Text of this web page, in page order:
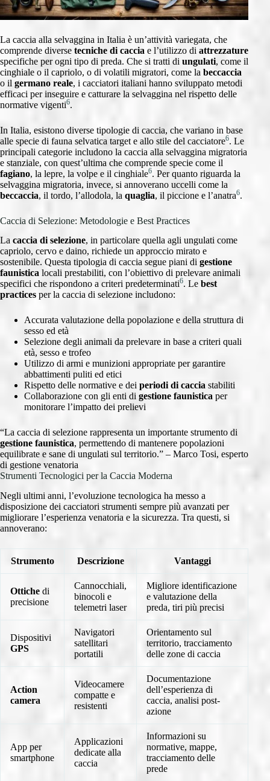
La caccia alla selvaggina in Italia è un’attività variegata, che
comprende diverse tecniche di caccia e l’utilizzo di attrezzature
specifiche per ogni tipo di preda. Che si tratti di ungulati, come il
cinghiale o il capriolo, o di volatili migratori, come la beccaccia
o il germano reale, i cacciatori italiani hanno sviluppato metodi
efficaci per inseguire e catturare la selvaggina nel rispetto delle
normative vigenti6.
In Italia, esistono diverse tipologie di caccia, che variano in base
alle specie di fauna selvatica target e allo stile del cacciatore6. Le
principali categorie includono la caccia alla selvaggina migratoria
e stanziale, con quest’ultima che comprende specie come il
fagiano, la lepre, la volpe e il cinghiale6. Per quanto riguarda la
selvaggina migratoria, invece, si annoverano uccelli come la
beccaccia, il tordo, l’allodola, la quaglia, il piccione e l’anatra6.
Caccia di Selezione: Metodologie e Best Practices
La caccia di selezione, in particolare quella agli ungulati come
capriolo, cervo e daino, richiede un approccio mirato e
sostenibile. Questa tipologia di caccia segue piani di gestione
faunistica locali prestabiliti, con l’obiettivo di prelevare animali
specifici che rispondono a criteri predeterminati6. Le best
practices per la caccia di selezione includono:
Accurata valutazione della popolazione e della struttura di
sesso ed età
Selezione degli animali da prelevare in base a criteri quali
età, sesso e trofeo
Utilizzo di armi e munizioni appropriate per garantire
abbattimenti puliti ed etici
Rispetto delle normative e dei periodi di caccia stabiliti
Collaborazione con gli enti di gestione faunistica per
monitorare l’impatto dei prelievi
“La caccia di selezione rappresenta un importante strumento di
gestione faunistica, permettendo di mantenere popolazioni
equilibrate e sane di ungulati sul territorio.” – Marco Tosi, esperto
di gestione venatoria
Strumenti Tecnologici per la Caccia Moderna
Negli ultimi anni, l’evoluzione tecnologica ha messo a
disposizione dei cacciatori strumenti sempre più avanzati per
migliorare l’esperienza venatoria e la sicurezza. Tra questi, si
annoverano:
Strumento Descrizione Vantaggi
Ottiche di
precisione
Cannocchiali,
binocoli e
telemetri laser
Migliore identificazione
e valutazione della
preda, tiri più precisi
Dispositivi
GPS
Navigatori
satellitari
portatili
Orientamento sul
territorio, tracciamento
delle zone di caccia
Action
camera
Videocamere
compatte e
resistenti
Documentazione
dell’esperienza di
caccia, analisi post-
azione
App per
smartphone
Applicazioni
dedicate alla
caccia
Informazioni su
normative, mappe,
tracciamento delle
prede